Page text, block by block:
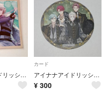
アイナナアイドリッシュセブンムビナナクリアシーバースデーブロマイド棗巳波ŹOOĻ
カード
アイナナアイドリッシュセブンEXPO特典フードコースターŹOOĻ悠巳波トウマ虎於
¥ 300